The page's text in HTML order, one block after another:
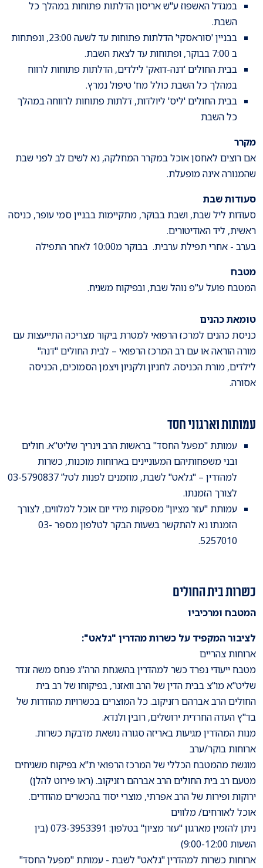
במגדל האשפוז ע"ש אריסון הדלתות פתוחות במהלך כל
השבת.
בבניין 'סוראסקי' הדלתות פתוחות עד לשעה 23:00, ונפתחות
ב 7:00 בבוקר, ופתוחות עד לצאת השבת.
בבית החולים 'דנה-דואק' לילדים, הדלתות פתוחות לרווח
במהלך כל השבת כולל מח' טיפול נמרץ.
בבית החולים 'ליס' ליולדות, דלתות פתוחות לרווחה במהלך
כל השבת
מקרר
אם רוצים לאחסן אוכל במקרר המחלקה, נא לשים לב לפני שבת
שהמנורה אינה מופעלת.
סעודות שבת
סעודות ליל שבת, ושבת בבוקר, מתקיימות בבניין סמי עופר, כניסה
ראשית, ליד האודיטורים.
בערב - אחרי תפילת ערבית. בבוקר מ10:00 לאחר התפילה
מטבח
המטבח פועל ע''פ נוהל שבת, ובפיקוח משגיח.
טומאת כהנים
כניסת כהנים למרכז הרפואי למטרת ביקור מצריכה התייעצות עם
מורה הוראה או עם רב המרכז הרפואי – לבית החולים "דנה"
לילדים, מורת הכניסה. לחניון ולקניון ויצמן הסמוכים, הכניסה
אסורה.
עמותות וארגוני חסד
עמותת "מפעל החסד" בראשות הרב וינריך שליט"א. חולים
ובני משפחותיהם המעוניינים בארוחות מוכנות, כשרות
למהדרין – "גלאט" לשבת, מוזמנים לפנות לטל' 03-5790837
לצורך הזמנתו.
עמותת "עזר מציון" מספקות מידי יום אוכל למלווים, לצורך
הזמנתו נא להתקשר בשעות הבקר לטלפון מספר 03-
5257010.
כשרות בית החולים
המטבח ומרכיביו
לציבור המקפיד על כשרות מהדרין "גלאט":
ארוחות צהריים
מטבח ייעודי נפרד כשר למהדרין בהשגחת הרה"ג פנחס משה זנדר
שליט"א מו"צ בבית הדין של הרב וואזנר, בפיקוחו של רב בית
החולים הרב אברהם רזניקוב. כל המוצרים בכשרויות מהודרות של
בד"ץ העדה החרדית ירושלים, רובין ולנדא.
מנות המהדרין מגיעות באריזה סגורה נושאת מדבקת כשרות.
ארוחות בוקר/ערב
מוגשת מהמטבח הכללי של המרכז הרפואי ת"א בפיקוח משגיחים
מטעם רב בית החולים הרב אברהם רזניקוב. (ראו פירוט להלן)
ירוקות ופירות של הרב אפרתי, מוצרי יסוד בהכשרים מהודרים.
אוכל לאורחים/ מלווים
ניתן להזמין מארגון "עזר מציון" בטלפון: 073-3953391 (בין
השעות 9:00-12:00)
ארוחות כשרות למהדרין "גלאט" לשבת - עמותת "מפעל החסד"